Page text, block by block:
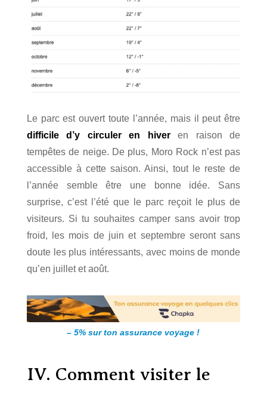
Le parc est ouvert toute l’année, mais il peut être
difficile d’y circuler en hiver
en raison de
tempêtes de neige. De plus, Moro Rock n’est pas
accessible à cette saison. Ainsi, tout le reste de
l’année semble être une bonne idée. Sans
surprise, c’est l’été que le parc reçoit le plus de
visiteurs. Si tu souhaites camper sans avoir trop
froid, les mois de juin et septembre seront sans
doute les plus intéressants, avec moins de monde
qu’en juillet et août.
– 5% sur ton assurance voyage !
IV. Comment visiter le